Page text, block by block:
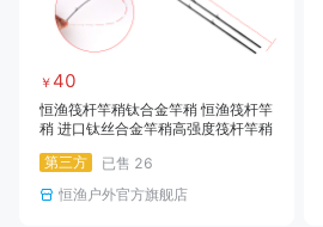
￥ 40
恒渔筏杆竿稍钛合金竿稍 恒渔筏杆竿
稍 进口钛丝合金竿稍高强度筏杆竿稍
第三方
已售 26
恒渔户外官方旗舰店